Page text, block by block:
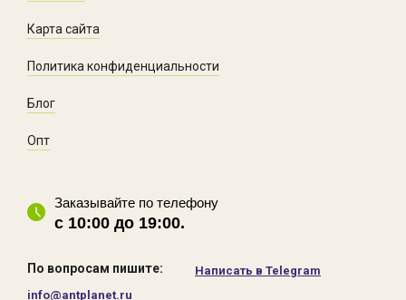
Карта сайта
Политика конфиденциальности
Блог
Опт
Заказывайте по телефону
с 10:00 до 19:00.
По вопросам пишите:
Написать в Telegram
info@antplanet.ru